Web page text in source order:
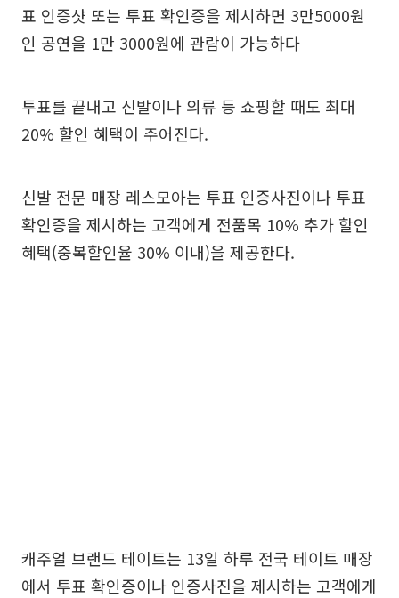
표 인증샷 또는 투표 확인증을 제시하면 3만5000원
인 공연을 1만 3000원에 관람이 가능하다
투표를 끝내고 신발이나 의류 등 쇼핑할 때도 최대
20% 할인 혜택이 주어진다.
신발 전문 매장 레스모아는 투표 인증사진이나 투표
확인증을 제시하는 고객에게 전품목 10% 추가 할인
혜택(중복할인율 30% 이내)을 제공한다.
캐주얼 브랜드 테이트는 13일 하루 전국 테이트 매장
에서 투표 확인증이나 인증사진을 제시하는 고객에게